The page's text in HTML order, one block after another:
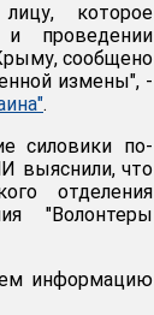
которое
и проведении
сообщено
измены", -
.
силовики по-
выяснили, что
отделения
"Волонтеры
информацию